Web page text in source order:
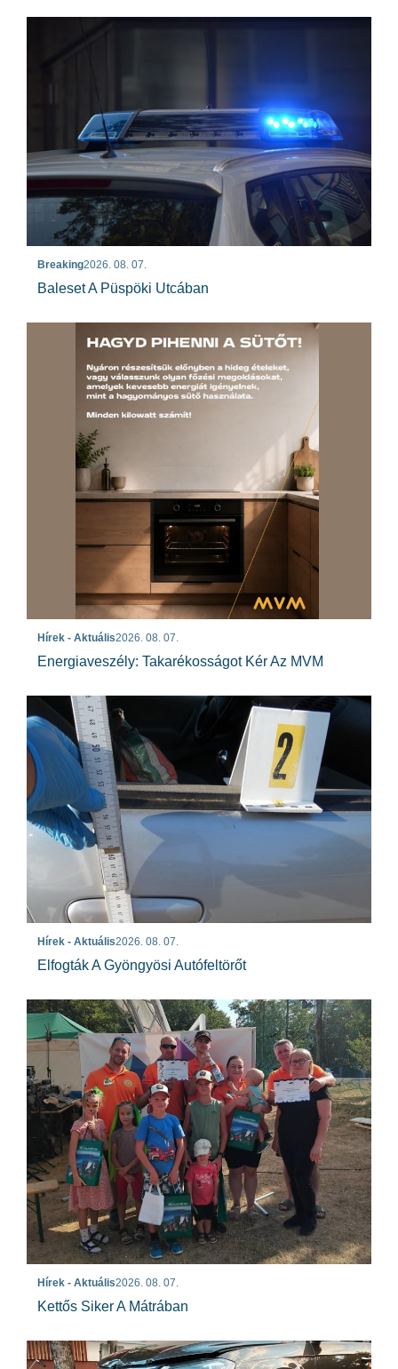
Breaking2026. 08. 07.
Baleset A Püspöki Utcában
Hírek - Aktuális2026. 08. 07.
Energiaveszély: Takarékosságot Kér Az MVM
Hírek - Aktuális2026. 08. 07.
Elfogták A Gyöngyösi Autófeltörőt
Hírek - Aktuális2026. 08. 07.
Kettős Siker A Mátrában